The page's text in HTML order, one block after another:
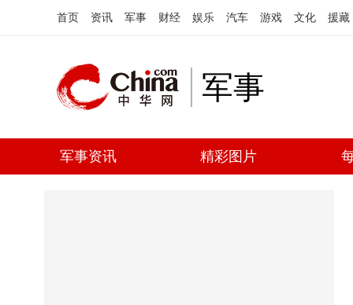
首页 资讯 军事 财经 娱乐 汽车 游戏 文化 援藏
军事
军事资讯 精彩图片